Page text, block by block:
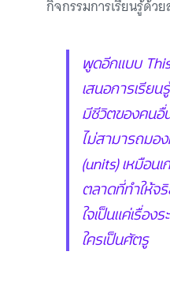
กิจกรรมการเรียนรู้ด้ว
พูดอีกแบบ
เสนอการเรียน
มีชีวิตของคนอื่
ไม่สามารถมอ
(units) เหมือน
ตลาดที่ทำให้จ
ใจเป็นแค่เรื่อง
ใครเป็นศัตรู